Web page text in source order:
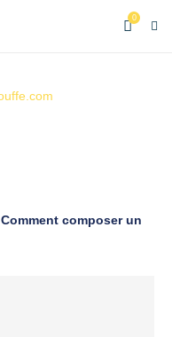
0
Comment composer un